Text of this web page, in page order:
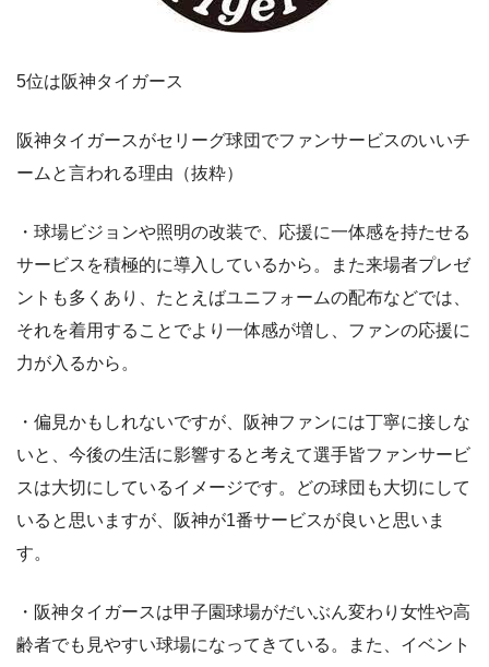
5位は阪神タイガース
阪神タイガースがセリーグ球団でファンサービスのいいチ
ームと言われる理由（抜粋）
・球場ビジョンや照明の改装で、応援に一体感を持たせる
サービスを積極的に導入しているから。また来場者プレゼ
ントも多くあり、たとえばユニフォームの配布などでは、
それを着用することでより一体感が増し、ファンの応援に
力が入るから。
・偏見かもしれないですが、阪神ファンには丁寧に接しな
いと、今後の生活に影響すると考えて選手皆ファンサービ
スは大切にしているイメージです。どの球団も大切にして
いると思いますが、阪神が1番サービスが良いと思いま
す。
・阪神タイガースは甲子園球場がだいぶん変わり女性や高
齢者でも見やすい球場になってきている。また、イベント